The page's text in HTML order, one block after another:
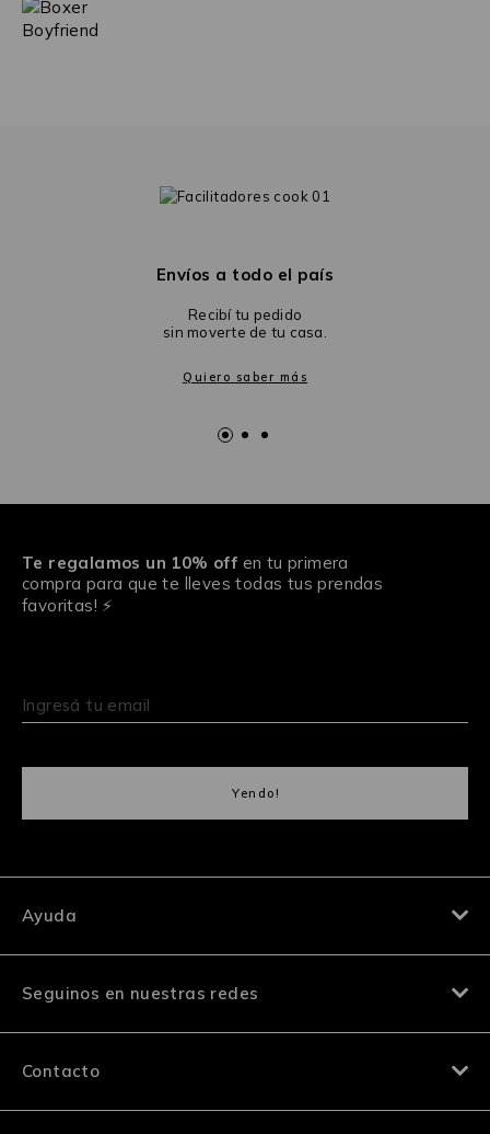
Envíos a todo el país
Recibí tu pedido
sin moverte de tu casa.
Quiero saber más
Te regalamos un 10% off en tu primera
compra para que te lleves todas tus prendas
favoritas! ⚡
Ayuda
Seguinos en nuestras redes
Contacto